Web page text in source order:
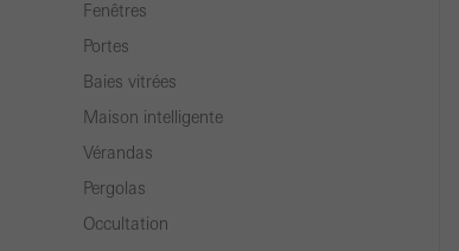
Fenêtres
Portes
Baies vitrées
Maison intelligente
Vérandas
Pergolas
Occultation